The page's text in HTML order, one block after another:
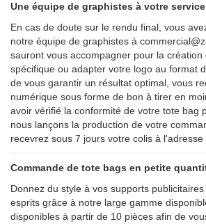
Une équipe de graphistes à votre service
En cas de doute sur le rendu final, vous
notre équipe de graphistes à
sauront vous accompagner pour la création
spécifique ou adapter votre logo au format
de vous garantir un résultat optimal, vous
numérique sous forme de bon à tirer en
avoir vérifié la conformité de votre tote bag
nous lançons la production de votre
recevrez sous 7 jours votre colis à l'adresse
Commande de tote bags en petite
Donnez du style à vos supports
esprits grâce à notre large gamme
disponibles à partir de 10 pièces afin de